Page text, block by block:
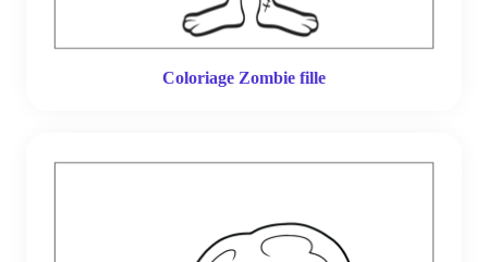
Coloriage Zombie fille